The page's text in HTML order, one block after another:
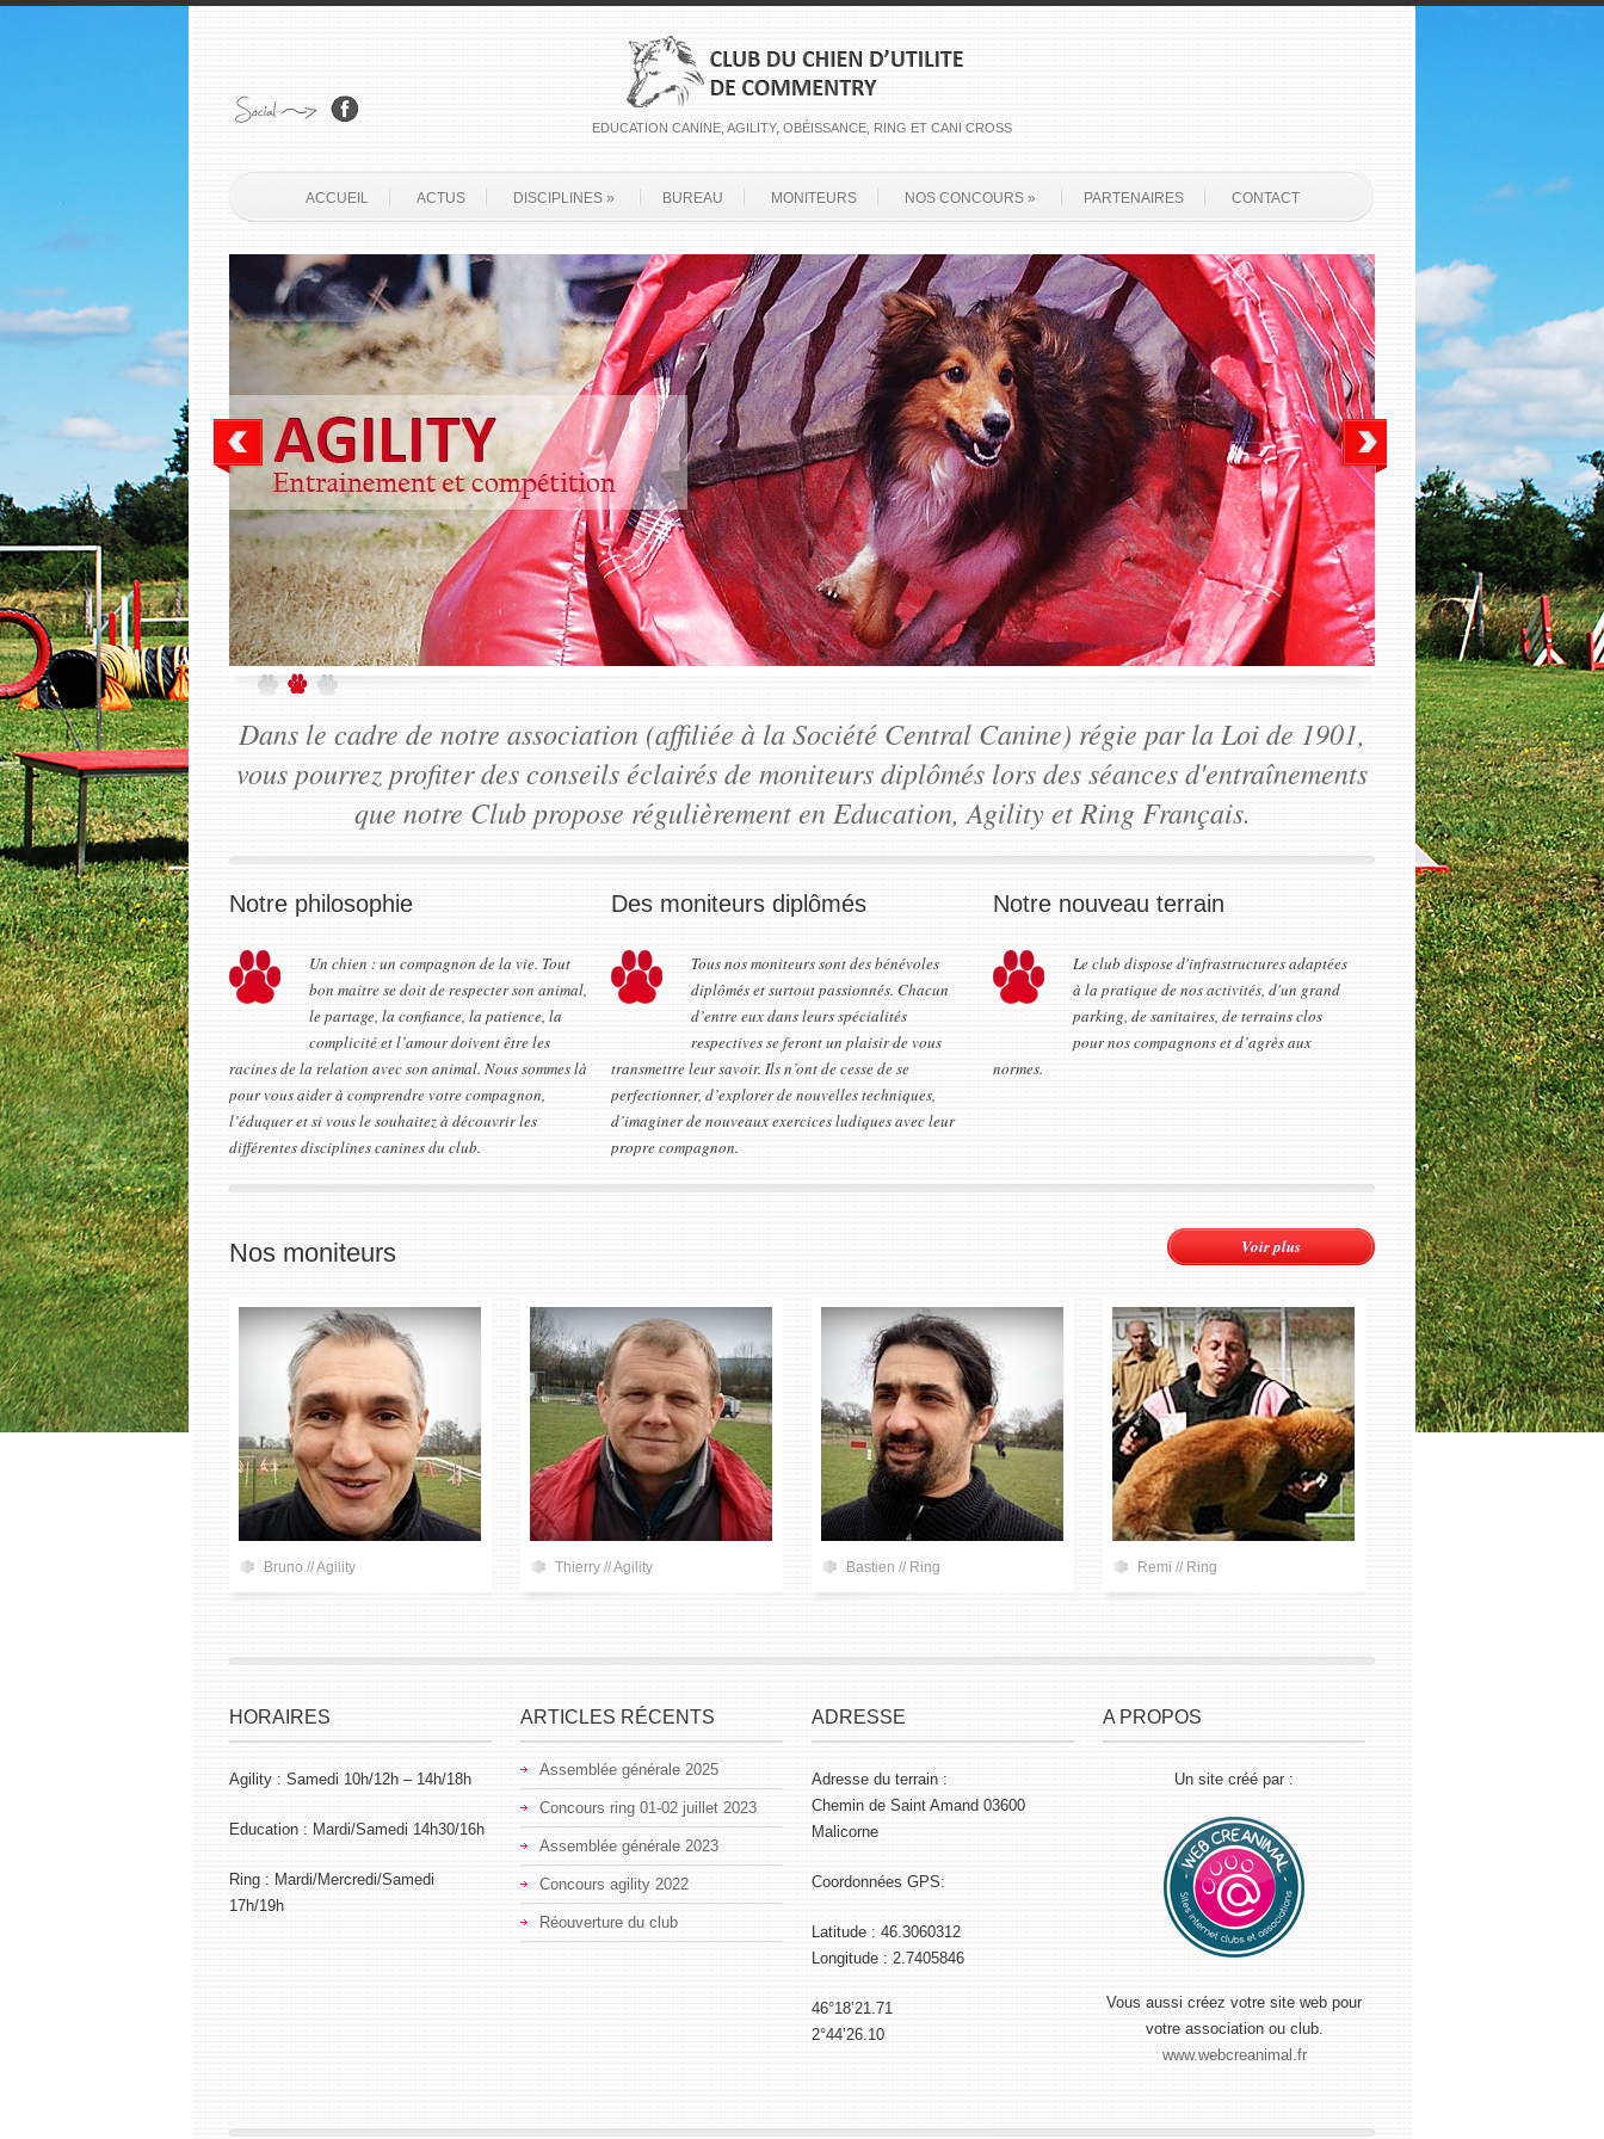
EDUCATION CANINE, AGILITY, OBÉISSANCE, RING ET CANI CROSS
ACCUEIL ACTUS DISCIPLINES» BUREAU MONITEURS NOS CONCOURS» PARTENAIRES CONTACT
Dans le cadre de notre association (affiliée à la Société Central Canine) régie par la Loi de 1901,
vous pourrez profiter des conseils éclairés de moniteurs diplômés lors des séances d'entraînements
que notre Club propose régulièrement en Education, Agility et Ring Français.
Notre philosophie
Un chien : un compagnon de la vie. Tout
bon maitre se doit de respecter son animal,
le partage, la confiance, la patience, la
complicité et l’amour doivent être les
racines de la relation avec son animal. Nous sommes là
pour vous aider à comprendre votre compagnon,
l’éduquer et si vous le souhaitez à découvrir les
différentes disciplines canines du club.
Des moniteurs diplômés
Tous nos moniteurs sont des bénévoles
diplômés et surtout passionnés. Chacun
d’entre eux dans leurs spécialités
respectives se feront un plaisir de vous
transmettre leur savoir. Ils n’ont de cesse de se
perfectionner, d’explorer de nouvelles techniques,
d’imaginer de nouveaux exercices ludiques avec leur
propre compagnon.
Notre nouveau terrain
Le club dispose d'infrastructures adaptées
à la pratique de nos activités, d'un grand
parking, de sanitaires, de terrains clos
pour nos compagnons et d’agrès aux
normes.
Voir plus
Nos moniteurs
Bruno // Agility Thierry // Agility Bastien // Ring Remi // Ring
HORAIRES
Agility : Samedi 10h/12h – 14h/18h
Education : Mardi/Samedi 14h30/16h
Ring : Mardi/Mercredi/Samedi
17h/19h
ARTICLES RÉCENTS
Assemblée générale 2025
Concours ring 01-02 juillet 2023
Assemblée générale 2023
Concours agility 2022
Réouverture du club
ADRESSE
Adresse du terrain :
Chemin de Saint Amand 03600
Malicorne
Coordonnées GPS:
Latitude : 46.3060312
Longitude : 2.7405846
46°18’21.71
2°44’26.10
A PROPOS
Un site créé par :
Vous aussi créez votre site web pour
votre association ou club.
www.webcreanimal.fr